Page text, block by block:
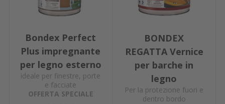
Bondex Perfect
Plus impregnante
per legno esterno
ideale per finestre, porte
e facciate
OFFERTA SPECIALE
BONDEX
REGATTA Vernice
per barche in
legno
Per la protezione fuori e
dentro bordo